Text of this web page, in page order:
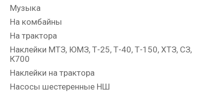
Музыка
На комбайны
На трактора
Наклейки МТЗ, ЮМЗ, Т-25, Т-40, Т-150, ХТЗ, СЗ,
К700
Наклейки на трактора
Насосы шестеренные НШ